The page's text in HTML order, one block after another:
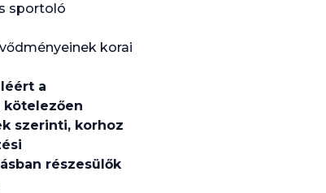
sportoló
korai
a
kötelezően
szerinti, korhoz
részesülők